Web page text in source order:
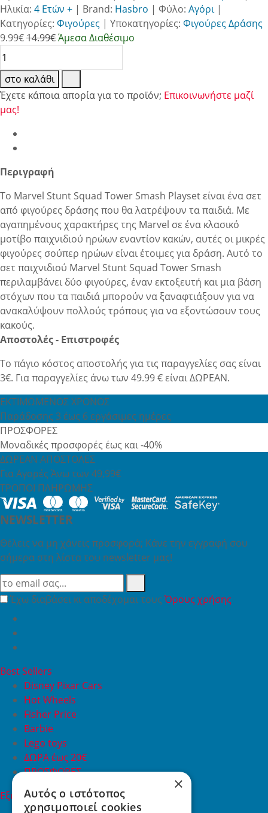
Ηλικία: 4 Ετών + | Brand: Hasbro | Φύλο: Αγόρι|
Κατηγορίες: Φιγούρες | Υποκατηγορίες: Φιγούρες Δράσης
9.99€14.99€Άμεσα Διαθέσιμο
στο καλάθι
Έχετε κάποια απορία για το προϊόν; Επικοινωνήστε μαζί
μας!
Περιγραφή
Το Marvel Stunt Squad Tower Smash Playset είναι ένα σετ
από φιγούρες δράσης που θα λατρέψουν τα παιδιά. Με
αγαπημένους χαρακτήρες της Marvel σε ένα κλασικό
μοτίβο παιχνιδιού ηρώων εναντίον κακών, αυτές οι μικρές
φιγούρες σούπερ ηρώων είναι έτοιμες για δράση. Αυτό το
σετ παιχνιδιού Marvel Stunt Squad Tower Smash
περιλαμβάνει δύο φιγούρες, έναν εκτοξευτή και μια βάση
στόχων που τα παιδιά μπορούν να ξαναφτιάξουν για να
ανακαλύψουν πολλούς τρόπους για να εξοντώσουν τους
κακούς.
Αποστολές - Επιστροφές
Το πάγιο κόστος αποστολής για τις παραγγελίες σας είναι
3€. Για παραγγελίες άνω των 49.99 € είναι ΔΩΡΕΑΝ.
ΕΚΤΙΜΩΜΕΝΟΣ ΧΡΟΝΟΣ
Παράδοσης 3 έως 6 εργάσιμες ημέρες
ΠΡΟΣΦΟΡΕΣ
Μοναδικές προσφορές έως και -40%
ΔΩΡΕΑΝ ΑΠΟΣΤΟΛΕΣ
Για Αγορές Άνω των 49,99€
ΤΡΟΠΟΙ ΠΛΗΡΩΜΗΣ
NEWSLETTER
Θέλεις να μη χάνεις προσφορά; Κάνε την εγγραφή σου
σήμερα στη λίστα του newsletter μας!
Έχω διαβάσει κι αποδέχομαι τουςΌρους χρήσης
Best Sellers
Disney Pixar Cars
Hot Wheels
Fisher Price
Barbie
Lego toys
ΔΩΡΑ έως 20€
ΠΡΟΣΦΟΡΕΣ
Εξυπηρέτηση Πελατών
Εξυπηρέτηση πελατών
×
Αυτός ο ιστότοπος
χρησιμοποιεί cookies